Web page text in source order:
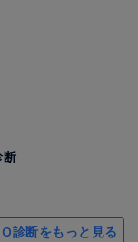
断
診断をもっと見る